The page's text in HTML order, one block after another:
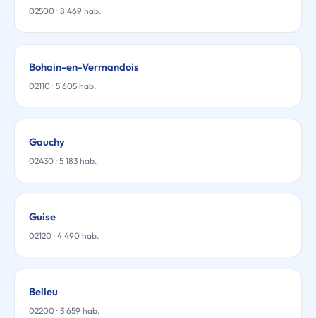
02500 · 8 469 hab.
Bohain-en-Vermandois
02110 · 5 605 hab.
Gauchy
02430 · 5 183 hab.
Guise
02120 · 4 490 hab.
Belleu
02200 · 3 659 hab.